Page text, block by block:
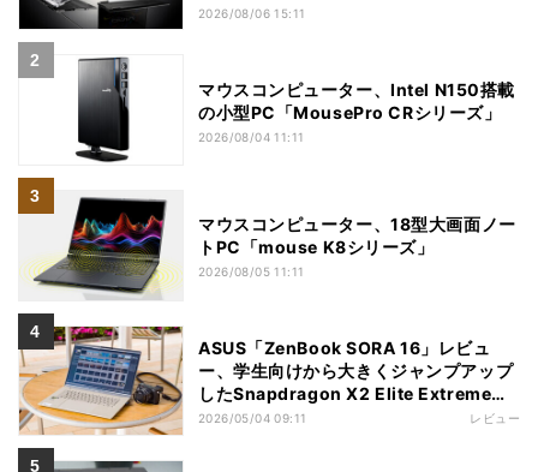
2026/08/06 15:11
マウスコンピューター、Intel N150搭載
の小型PC「MousePro CRシリーズ」
2026/08/04 11:11
マウスコンピューター、18型大画面ノー
トPC「mouse K8シリーズ」
2026/08/05 11:11
ASUS「ZenBook SORA 16」レビュ
ー、学生向けから大きくジャンプアップ
したSnapdragon X2 Elite Extremeノ
ートPC
2026/05/04 09:11 レビュー